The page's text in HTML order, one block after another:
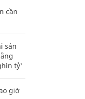
cần
sản
tỷ'
giờ